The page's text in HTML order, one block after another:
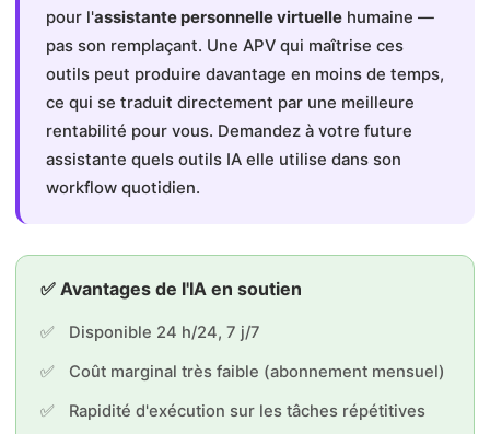
pour l'assistante personnelle virtuelle humaine —
pas son remplaçant. Une APV qui maîtrise ces
outils peut produire davantage en moins de temps,
ce qui se traduit directement par une meilleure
rentabilité pour vous. Demandez à votre future
assistante quels outils IA elle utilise dans son
workflow quotidien.
✅ Avantages de l'IA en soutien
Disponible 24 h/24, 7 j/7
Coût marginal très faible (abonnement mensuel)
Rapidité d'exécution sur les tâches répétitives